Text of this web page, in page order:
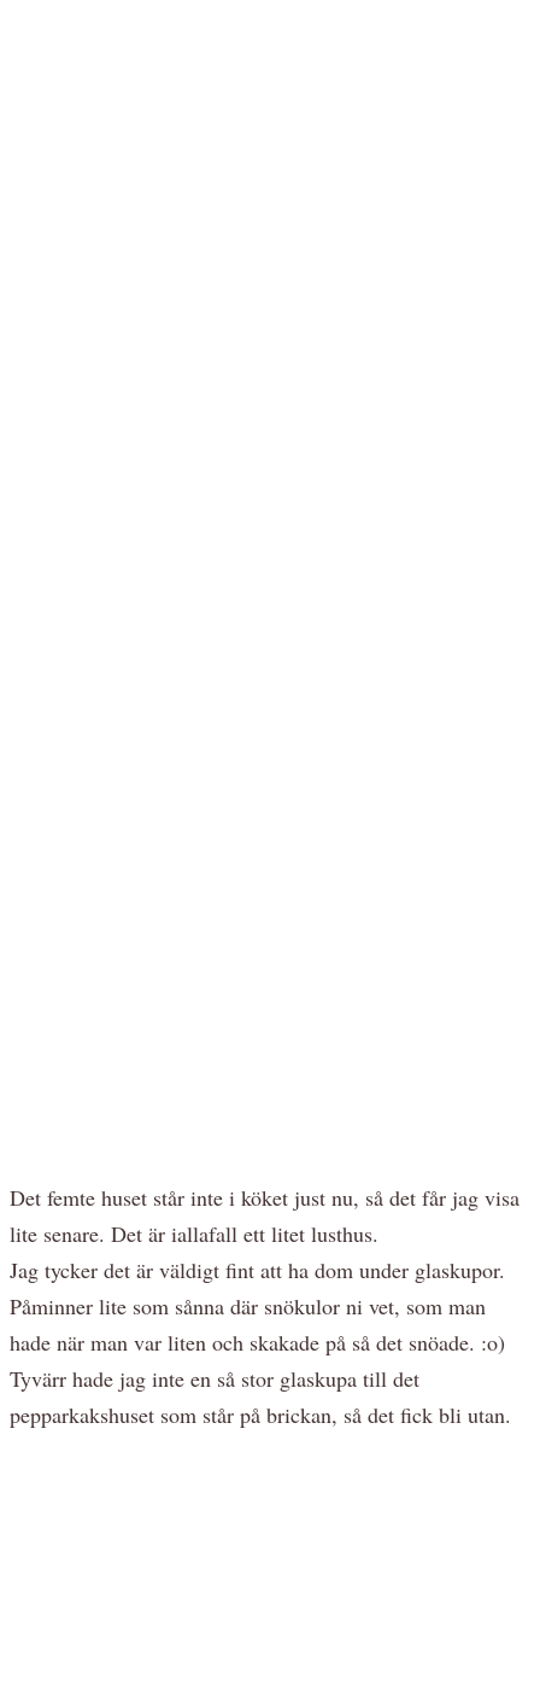
Det femte huset står inte i köket just nu, så det får jag visa
lite senare. Det är iallafall ett litet lusthus.
Jag tycker det är väldigt fint att ha dom under glaskupor.
Påminner lite som sånna där snökulor ni vet, som man
hade när man var liten och skakade på så det snöade. :o)
Tyvärr hade jag inte en så stor glaskupa till det
pepparkakshuset som står på brickan, så det fick bli utan.